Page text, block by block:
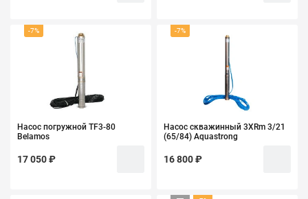
-7%
Насос погружной TF3-80
Belamos
17 050 ₽
-7%
Насос скважинный 3XRm 3/21
(65/84) Aquastrong
16 800 ₽